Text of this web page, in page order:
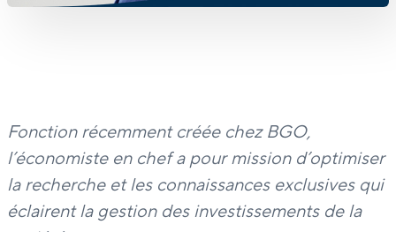
Fonction récemment créée chez BGO,
l’économiste en chef a pour mission d’optimiser
la recherche et les connaissances exclusives qui
éclairent la gestion des investissements de la